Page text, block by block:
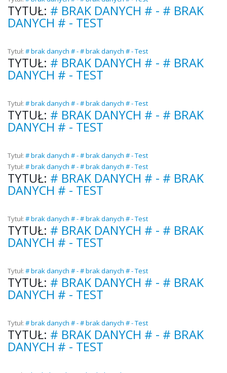
TYTUŁ: # BRAK DANYCH # - # BRAK
DANYCH # - TEST
Tytuł: # brak danych # - # brak danych # - Test
TYTUŁ: # BRAK DANYCH # - # BRAK
DANYCH # - TEST
Tytuł: # brak danych # - # brak danych # - Test
TYTUŁ: # BRAK DANYCH # - # BRAK
DANYCH # - TEST
Tytuł: # brak danych # - # brak danych # - Test
Tytuł: # brak danych # - # brak danych # - Test
TYTUŁ: # BRAK DANYCH # - # BRAK
DANYCH # - TEST
Tytuł: # brak danych # - # brak danych # - Test
TYTUŁ: # BRAK DANYCH # - # BRAK
DANYCH # - TEST
Tytuł: # brak danych # - # brak danych # - Test
TYTUŁ: # BRAK DANYCH # - # BRAK
DANYCH # - TEST
Tytuł: # brak danych # - # brak danych # - Test
TYTUŁ: # BRAK DANYCH # - # BRAK
DANYCH # - TEST